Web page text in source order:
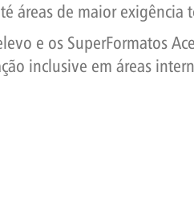
áreas de maior exigência
e os SuperFormatos
inclusive em áreas